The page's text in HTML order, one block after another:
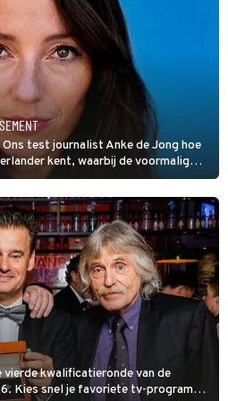
test journalist Anke de Jong hoe
kent, waarbij de voormalig
Glamour en Elle het samen met
Edson da Graça en Marc-Marie
vierde kwalificatieronde van de